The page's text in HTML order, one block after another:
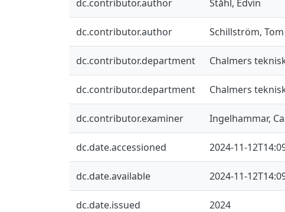
dc.contributor.author Ståhl, Edvin
dc.contributor.author Schillström, Tom
dc.contributor.department Chalmers
dc.contributor.department Chalmers
dc.contributor.examiner Ingelhammar,
dc.date.accessioned 2024-11-
dc.date.available 2024-11-
dc.date.issued 2024